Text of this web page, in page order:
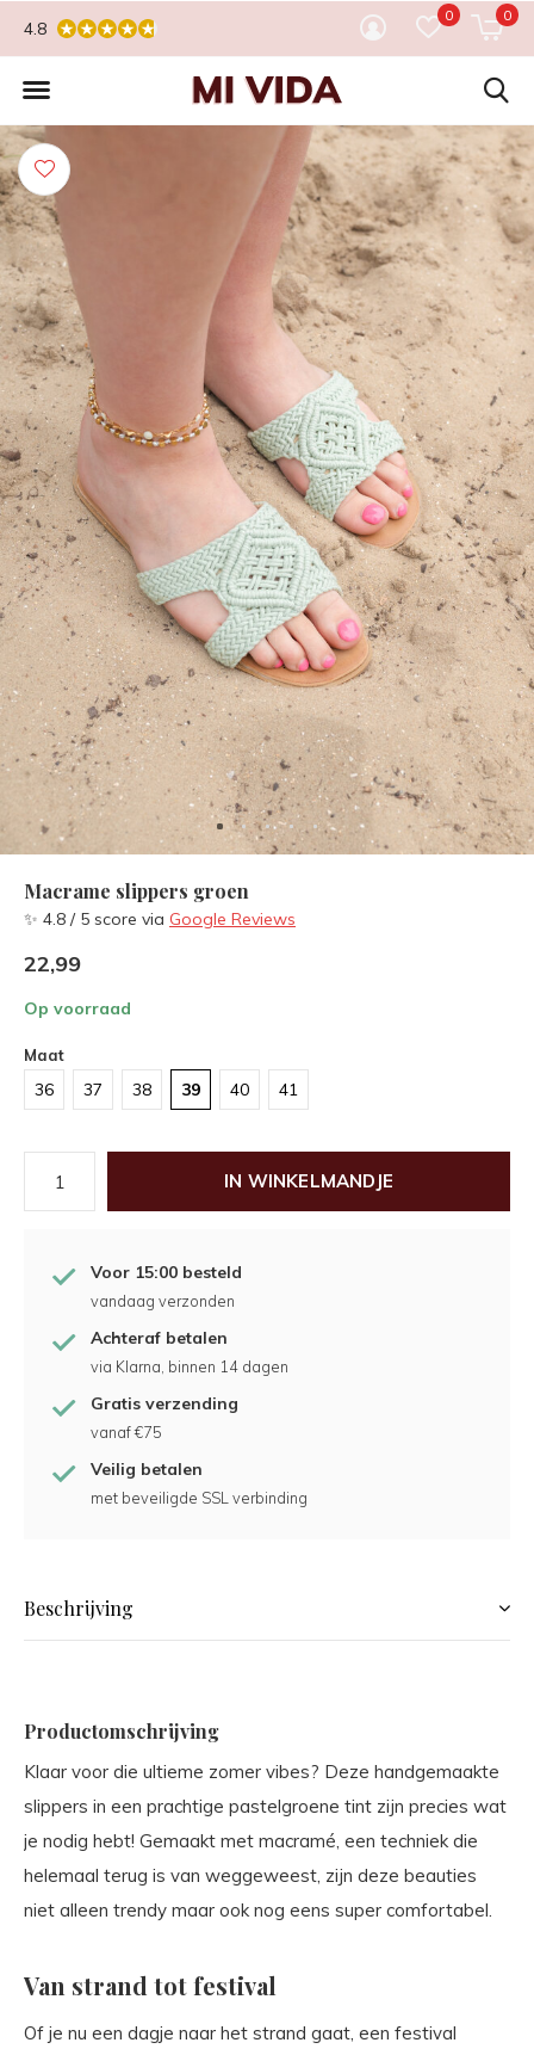
0 0
4.8
Macrame slippers groen
✨ 4.8 / 5 score via Google Reviews
22,99
Op voorraad
Maat
36 37 38 39 40 41
IN WINKELMANDJE
Voor 15:00 besteld
vandaag verzonden
Achteraf betalen
via Klarna, binnen 14 dagen
Gratis verzending
vanaf €75
Veilig betalen
met beveiligde SSL verbinding
Beschrijving
Productomschrijving
Klaar voor die ultieme zomer vibes? Deze handgemaakte
slippers in een prachtige pastelgroene tint zijn precies wat
je nodig hebt! Gemaakt met macramé, een techniek die
helemaal terug is van weggeweest, zijn deze beauties
niet alleen trendy maar ook nog eens super comfortabel.
Van strand tot festival
Of je nu een dagje naar het strand gaat, een festival